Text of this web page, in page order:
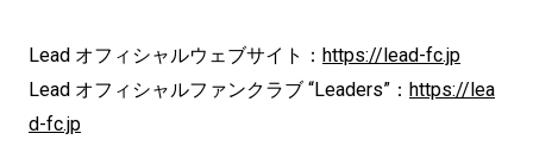
Lead オフィシャルウェブサイト： https://lead-fc.jp
Lead オフィシャルファンクラブ “Leaders”： https://lea
d-fc.jp